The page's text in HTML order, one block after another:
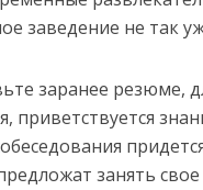
заведение не так
заранее резюме,
приветствуется
занять